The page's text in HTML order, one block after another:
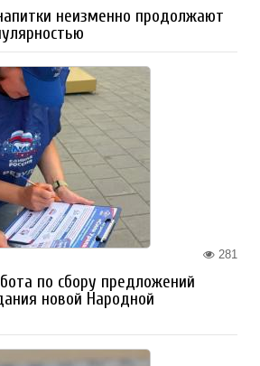
неизменно продолжают
281
по сбору предложений
новой Народной